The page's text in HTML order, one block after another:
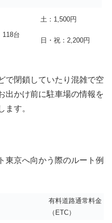
118台
土：1,500円
日・祝：2,200円
で閉鎖していたり混雑で空
出かけ前に駐車場の情報を
ます。
東京へ向かう際のルート例
有料道路通常料金
（ETC）